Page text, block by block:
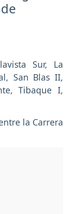
Sur, La
San Blas II,
Tibaque I,
la Carrera